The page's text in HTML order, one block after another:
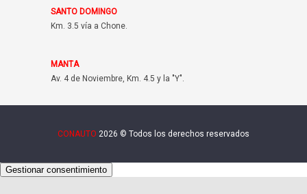
SANTO DOMINGO
Km. 3.5 vía a Chone.
MANTA
Av. 4 de Noviembre, Km. 4.5 y la "Y".
CONAUTO 2026 © Todos los derechos reservados
Gestionar consentimiento